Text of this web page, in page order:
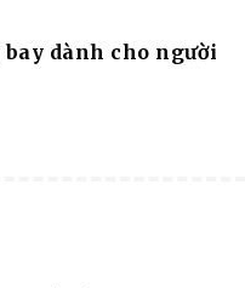
dành cho người